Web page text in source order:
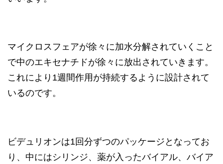
マイクロスフェアが徐々に加水分解されていくこと
で中のエキセナチドが徐々に放出されていきます。
これにより1週間作用が持続するように設計されて
いるのです。
ビデュリオンは1回分ずつのパッケージとなってお
り、中にはシリンジ、薬が入ったバイアル、バイア